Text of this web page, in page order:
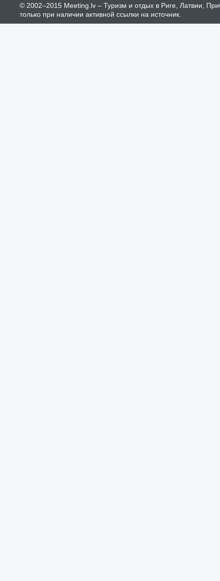
© 2002–2015 Meeting.lv – Туризм и отдых в Риге, Латвии,
только при наличии активной ссылки на источник.